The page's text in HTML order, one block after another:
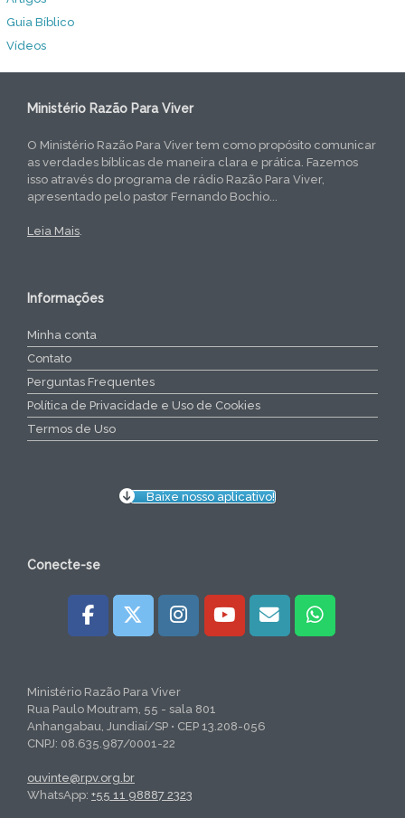
Guia Bíblico
Vídeos
Ministério Razão Para Viver
O Ministério Razão Para Viver tem como propósito comunicar
as verdades bíblicas de maneira clara e prática. Fazemos
isso através do programa de rádio Razão Para Viver,
apresentado pelo pastor Fernando Bochio...
Leia Mais.
Informações
Minha conta
Contato
Perguntas Frequentes
Política de Privacidade e Uso de Cookies
Termos de Uso
Baixe nosso aplicativo!
Conecte-se
Ministério Razão Para Viver
Rua Paulo Moutram, 55 - sala 801
Anhangabau, Jundiaí/SP • CEP 13.208-056
CNPJ: 08.635.987/0001-22
ouvinte@rpv.org.br
WhatsApp: +55 11 98887 2323